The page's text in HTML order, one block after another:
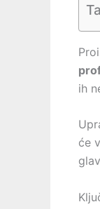
ih
će